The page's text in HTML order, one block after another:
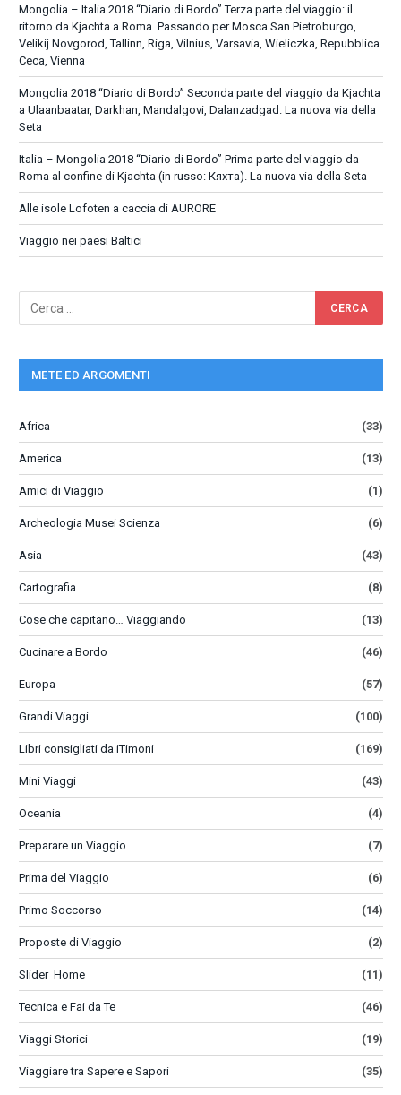
Mongolia – Italia 2018 “Diario di Bordo” Terza parte del viaggio: il
ritorno da Kjachta a Roma. Passando per Mosca San Pietroburgo,
Velikij Novgorod, Tallinn, Riga, Vilnius, Varsavia, Wieliczka, Repubblica
Ceca, Vienna
Mongolia 2018 “Diario di Bordo” Seconda parte del viaggio da Kjachta
a Ulaanbaatar, Darkhan, Mandalgovi, Dalanzadgad. La nuova via della
Seta
Italia – Mongolia 2018 “Diario di Bordo” Prima parte del viaggio da
Roma al confine di Kjachta (in russo: Кяхта). La nuova via della Seta
Alle isole Lofoten a caccia di AURORE
Viaggio nei paesi Baltici
METE ED ARGOMENTI
Africa (33)
America (13)
Amici di Viaggio (1)
Archeologia Musei Scienza (6)
Asia (43)
Cartografia (8)
Cose che capitano… Viaggiando (13)
Cucinare a Bordo (46)
Europa (57)
Grandi Viaggi (100)
Libri consigliati da iTimoni (169)
Mini Viaggi (43)
Oceania (4)
Preparare un Viaggio (7)
Prima del Viaggio (6)
Primo Soccorso (14)
Proposte di Viaggio (2)
Slider_Home (11)
Tecnica e Fai da Te (46)
Viaggi Storici (19)
Viaggiare tra Sapere e Sapori (35)